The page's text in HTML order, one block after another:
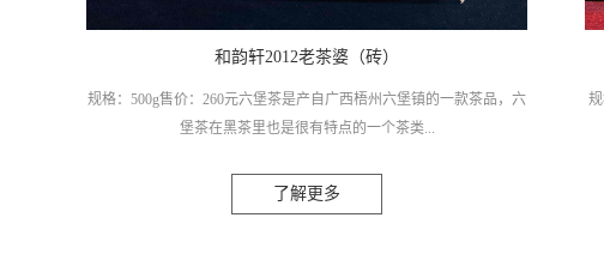
和韵轩2012老茶婆（砖）
规格：500g售价：260元六堡茶是产自广西梧州六堡镇的一款茶品，六
堡茶在黑茶里也是很有特点的一个茶类...
，红、浓、陈、醇、是它最大的一个特点，六堡茶它经过冷水发酵，
了解更多